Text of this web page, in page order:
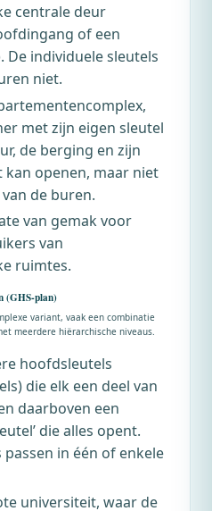
centrale deur
of een
De individuele sleutels
niet.
met zijn eigen sleutel
de berging en zijn
openen, maar niet
de buren.
van gemak voor
van
ruimtes.
(GHS-plan)
variant, vaak een combinatie
meerdere hiërarchische niveaus.
hoofdsleutels
die elk een deel van
daarboven een
die alles opent.
in één of enkele
universiteit, waar de